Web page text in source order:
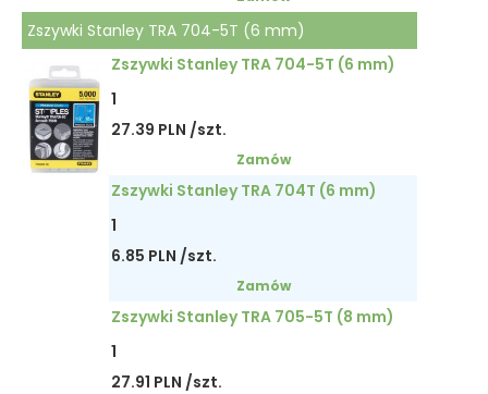
Zszywki Stanley TRA 704-5T (6 mm)
Zszywki Stanley TRA 704-5T (6 mm)
1
27.39 PLN /szt.
Zamów
Zszywki Stanley TRA 704T (6 mm)
1
6.85 PLN /szt.
Zamów
Zszywki Stanley TRA 705-5T (8 mm)
1
27.91 PLN /szt.